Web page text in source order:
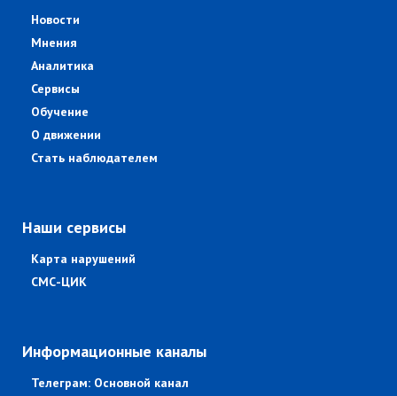
Новости
Мнения
Аналитика
Сервисы
Обучение
О движении
Стать наблюдателем
Наши сервисы
Карта нарушений
СМС-ЦИК
Информационные каналы
Телеграм: Основной канал